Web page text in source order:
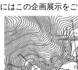
にはこの企画展示をご